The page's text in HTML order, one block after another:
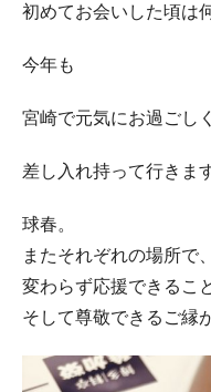
初めてお会いした頃は
今年も
宮崎で元気にお過ごし
差し入れ持って行きま
球春。
またそれぞれの場所で
変わらず応援できること
そして尊敬できるご縁